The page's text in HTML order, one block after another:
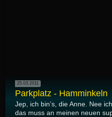
25.03.2011
Parkplatz - Hamminkeln
Jep, ich bin’s, die Anne. Nee
das muss an meinen neuen